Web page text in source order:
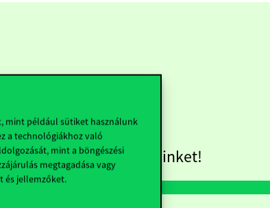
mint például sütiket használunk
a technológiákhoz való
mint a böngészési
megtagadása vagy
és jellemzőket.
Kövess minket!